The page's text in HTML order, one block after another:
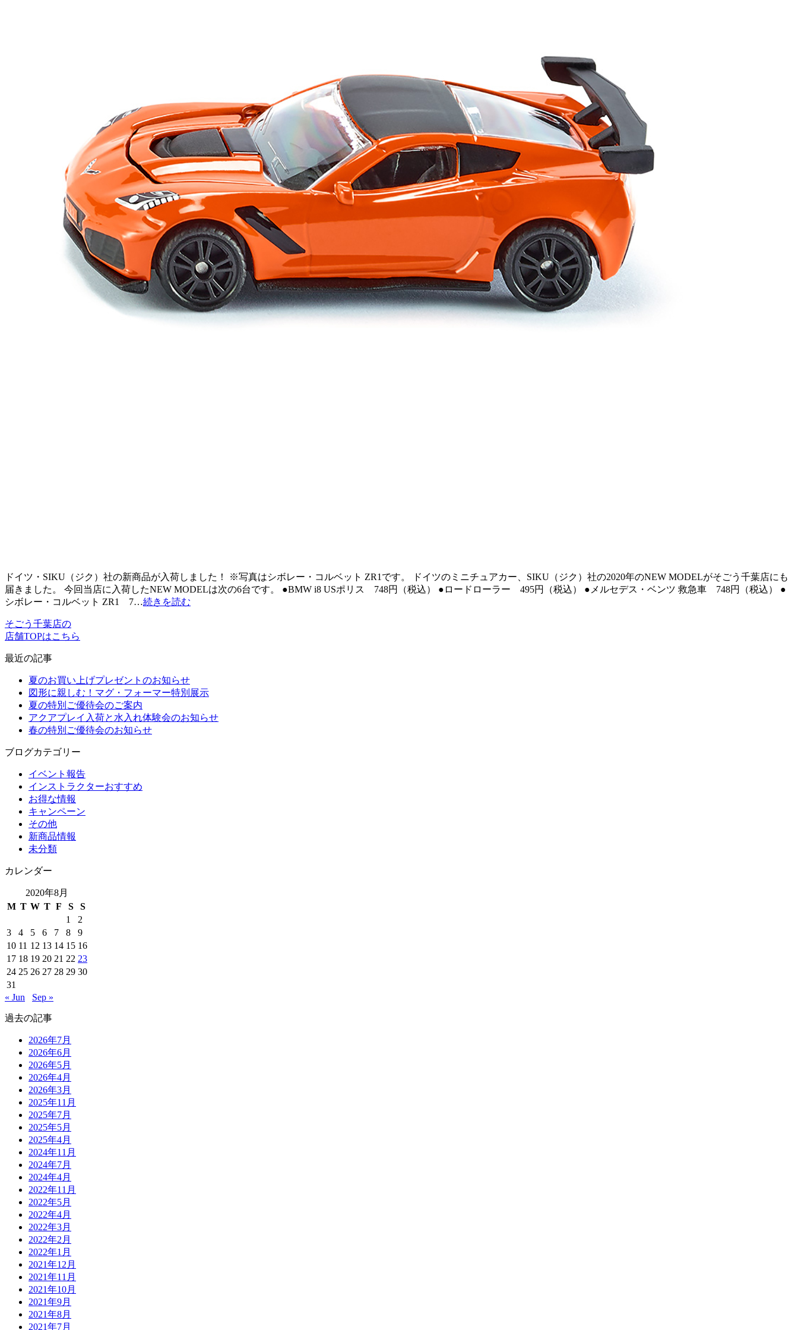
ドイツ・SIKU（ジク）社の新商品が入荷しました！ ※写真はシボレー・コルベット ZR1です。 ドイツのミニチュアカー、SIKU（ジク）社の2020年のNEW MODELがそごう千葉店にも
届きました。 今回当店に入荷したNEW MODELは次の6台です。 ●BMW i8 USポリス 748円（税込） ●ロードローラー 495円（税込） ●メルセデス・ベンツ 救急車 748円（税込） ●
シボレー・コルベット ZR1 7…続きを読む
そごう千葉店の
店舗TOPはこちら
最近の記事
夏のお買い上げプレゼントのお知らせ
図形に親しむ！マグ・フォーマー特別展示
夏の特別ご優待会のご案内
アクアプレイ入荷と水入れ体験会のお知らせ
春の特別ご優待会のお知らせ
ブログカテゴリー
イベント報告
インストラクターおすすめ
お得な情報
キャンペーン
その他
新商品情報
未分類
カレンダー
2020年8月
M T W T F S
S
1
2
3
4 5 6 7 8
9
10 11 12 13 14 15 16
17 18 19 20 21 22 23
24 25 26 27 28 29 30
31
« Jun
Sep »
過去の記事
2026年7月
2026年6月
2026年5月
2026年4月
2026年3月
2025年11月
2025年7月
2025年5月
2025年4月
2024年11月
2024年7月
2024年4月
2022年11月
2022年5月
2022年4月
2022年3月
2022年2月
2022年1月
2021年12月
2021年11月
2021年10月
2021年9月
2021年8月
2021年7月